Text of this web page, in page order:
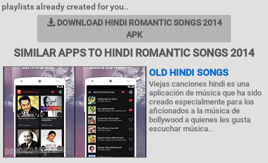
playlists already created for you..
DOWNLOAD HINDI ROMANTIC SONGS 2014
APK
SIMILAR APPS TO HINDI ROMANTIC SONGS 2014
OLD HINDI SONGS
Viejas canciones hindi es una
aplicación de música que ha sido
creado especialmente para los
aficionados a la música de
bollywood a quienes les gusta
escuchar música..